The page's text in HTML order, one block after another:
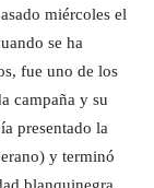
miércoles el
se ha
fue uno de los
campaña y su
presentado la
y terminó